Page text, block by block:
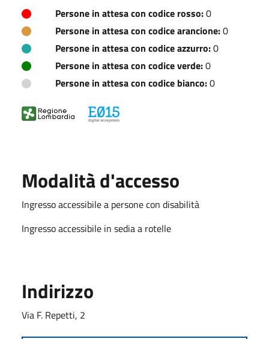
Persone in attesa con codice rosso:0
Persone in attesa con codice arancione:0
Persone in attesa con codice azzurro:0
Persone in attesa con codice verde:0
Persone in attesa con codice bianco:0
Modalità d'accesso
Ingresso accessibile a persone con disabilità
Ingresso accessibile in sedia a rotelle
Indirizzo
Via F. Repetti, 2